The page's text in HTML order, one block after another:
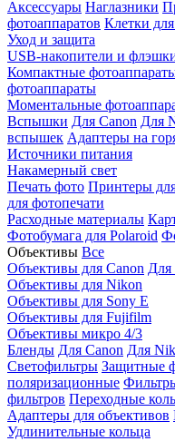
Аксессуары Наглазники
фотоаппаратов Клетки
Уход и защита
USB-накопители и
Компактные
фотоаппараты
Моментальные
Вспышки Для Canon Для
вспышек Адаптеры на
Источники питания
Накамерный свет
Печать фото Принтеры
для фотопечати
Расходные материалы
Фотобумага для Polaroid
Объективы Все
Объективы для Canon Для
Объективы для Nikon
Объективы для Sony E
Объективы для Fujifilm
Объективы микро 4/3
Бленды Для Canon Для
Светофильтры Защитные
поляризационные
фильтров Переходные
Адаптеры для объективов
Удлинительные кольца